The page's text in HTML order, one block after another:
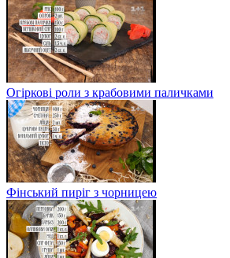
Огіркові роли з крабовими паличками
Фінський пиріг з чорницею